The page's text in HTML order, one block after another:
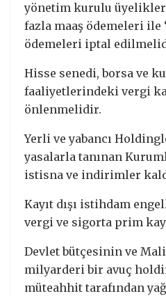
yönetim kurulu
fazla maaş ödemeleri ile
ödemeleri iptal
Hisse senedi, borsa ve
faaliyetlerindeki vergi
önlenmelidir.
Yerli ve yabancı
yasalarla tanınan
istisna ve indirimler
Kayıt dışı istihdam
vergi ve sigorta prim
Devlet bütçesinin ve
milyarderi bir avuç
müteahhit tarafından